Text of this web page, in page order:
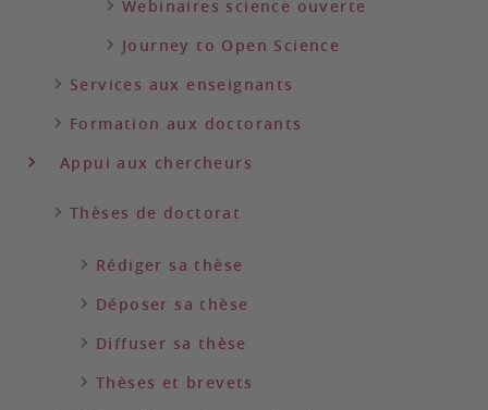
Webinaires science ouverte
Journey to Open Science
Services aux enseignants
Formation aux doctorants
Appui aux chercheurs
Thèses de doctorat
Rédiger sa thèse
Déposer sa thèse
Diffuser sa thèse
Thèses et brevets